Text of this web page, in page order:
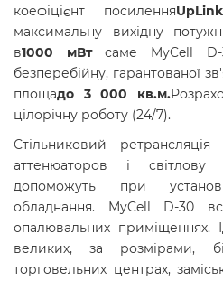
коефіцієнт посилення
максимальну вихідну
в1000 мВтсаме MyCell D-
безперебійну, гарантованої
площадо 3 000 кв.м.
цілорічну роботу (24/7).
Стільниковий
аттенюаторов і світлову
допоможуть при
обладнання. MyCell D-30
опалювальних приміщеннях.
великих, за розмірами,
торговельних центрах,